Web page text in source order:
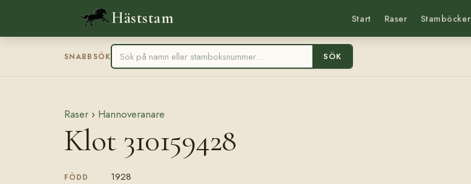
Häststam Start Raser Stamböcker
SNABBSÖK SÖK
Raser › Hannoveranare
Klot 310159428
FÖDD 1928